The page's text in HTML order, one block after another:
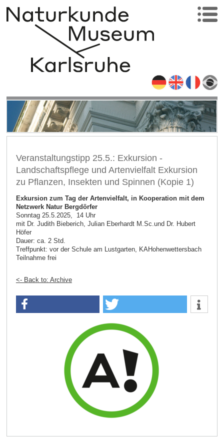
Veranstaltungstipp 25.5.: Exkursion -
Landschaftspflege und Artenvielfalt Exkursion
zu Pflanzen, Insekten und Spinnen (Kopie 1)
Exkursion zum Tag der Artenvielfalt, in Kooperation mit dem
Netzwerk Natur Bergdörfer
Sonntag 25.5.2025, 14 Uhr
mit Dr. Judith Bieberich, Julian Eberhardt M.Sc.und Dr. Hubert
Höfer
Dauer: ca. 2 Std.
Treffpunkt: vor der Schule am Lustgarten, KAHohenwettersbach
Teilnahme frei
<- Back to: Archive